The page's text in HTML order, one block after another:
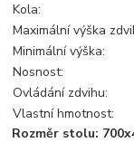
Kola:
Maximální výška
Minimální výška:
Nosnost:
Ovládání zdvihu:
Vlastní hmotnost:
Rozměr stolu: